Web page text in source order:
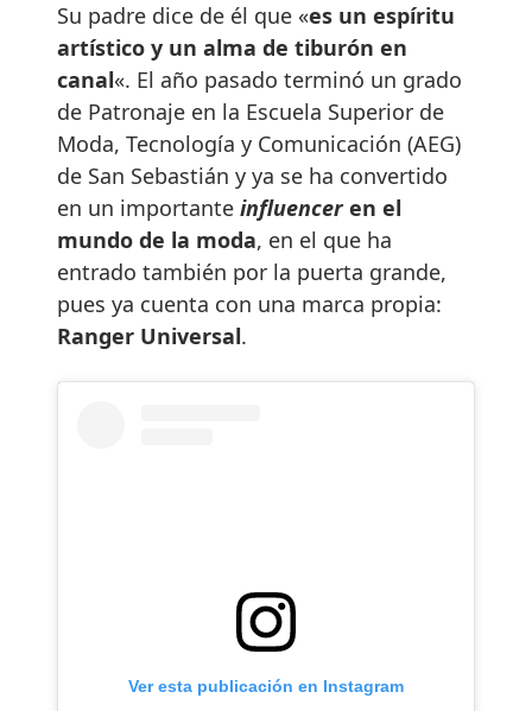
Su padre dice de él que «es un espíritu
artístico y un alma de tiburón en
canal«. El año pasado terminó un grado
de Patronaje en la Escuela Superior de
Moda, Tecnología y Comunicación (AEG)
de San Sebastián y ya se ha convertido
en un importante influencer en el
mundo de la moda, en el que ha
entrado también por la puerta grande,
pues ya cuenta con una marca propia:
Ranger Universal.
Ver esta publicación en Instagram